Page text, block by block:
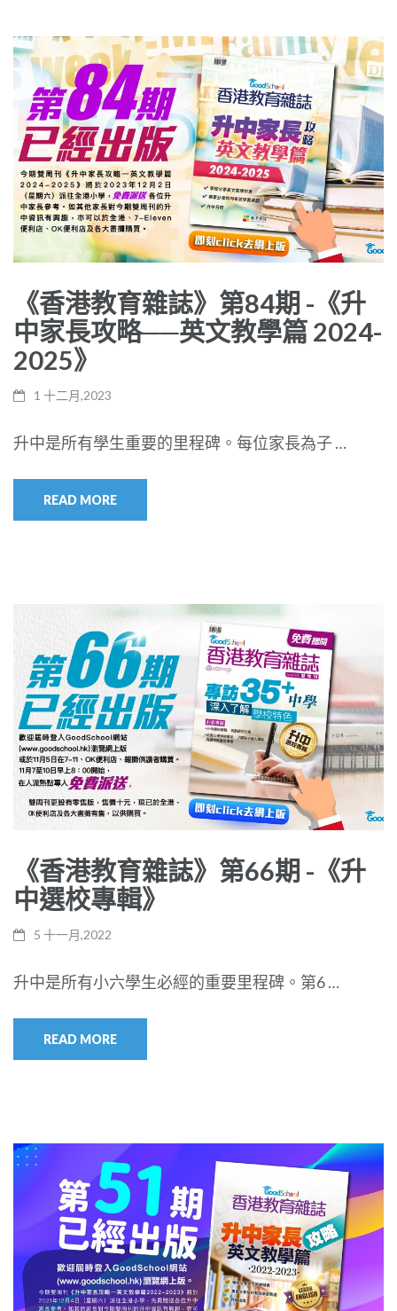
《香港教育雜誌》第84期 -《升
中家長攻略──英文教學篇 2024-
2025》
1 十二月,2023
升中是所有學生重要的里程碑。每位家長為子 …
READ MORE
《香港教育雜誌》第66期 -《升
中選校專輯》
5 十一月,2022
升中是所有小六學生必經的重要里程碑。第6 …
READ MORE